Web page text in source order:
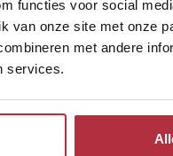
functies voor social
van onze site met onze
met andere
services.